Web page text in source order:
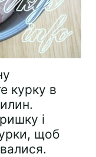
курку в
і
щоб